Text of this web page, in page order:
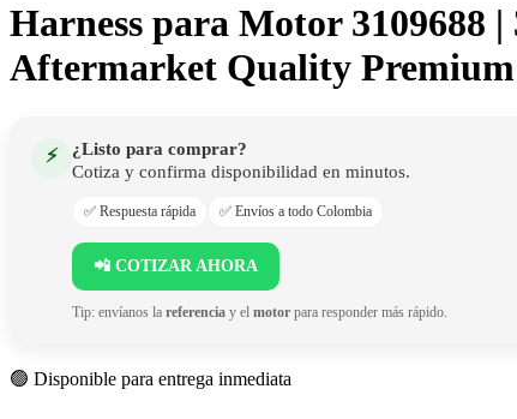
Harness para Motor 3109688
Aftermarket Quality Premium
⚡
¿Listo para comprar?
Cotiza y confirma disponibilidad en minutos.
✅ Respuesta rápida ✅ Envíos a todo Colombia
📲 COTIZAR AHORA
Tip: envíanos la referencia y el motor para responder más rápido.
🟢 Disponible para entrega inmediata